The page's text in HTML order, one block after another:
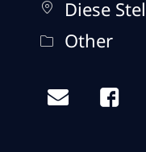
Diese
Kategorie
Other
Share via